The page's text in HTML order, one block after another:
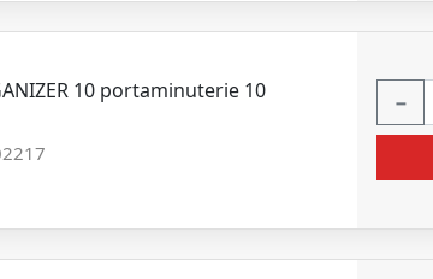
10 portaminuterie 10
−